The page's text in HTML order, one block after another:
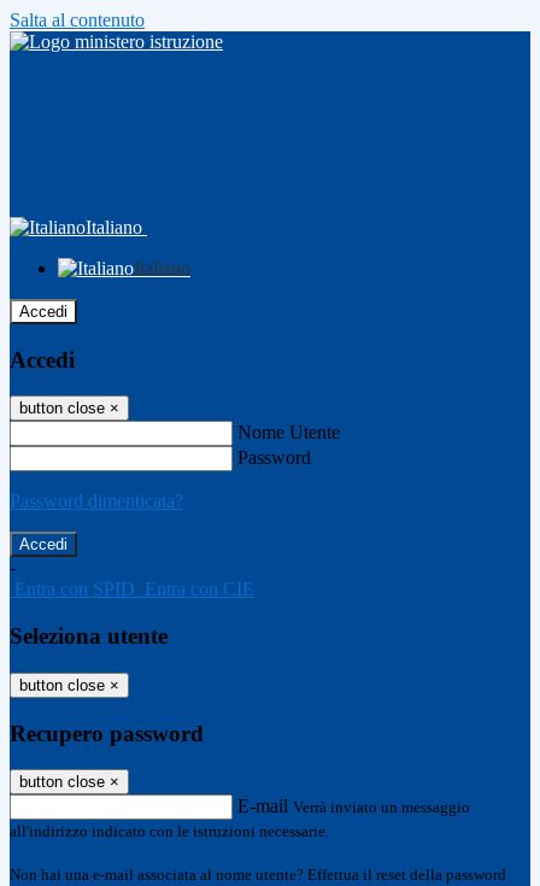
Salta al contenuto
Italiano
Italiano
Accedi
Accedi
button close ×
Nome Utente
Password
Password dimenticata?
-
Entra con SPID Entra con CIE
Seleziona utente
button close ×
Recupero password
button close ×
E-mail Verrà inviato un messaggio
all'indirizzo indicato con le istruzioni necessarie.
Non hai una e-mail associata al nome utente? Effettua il reset della password